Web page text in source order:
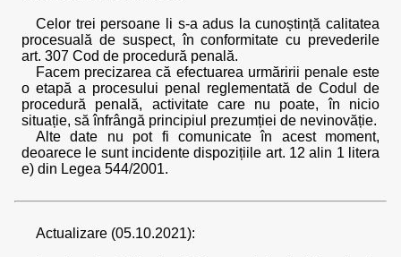
Celor trei persoane li s-a adus la cunoștință calitatea
procesuală de suspect, în conformitate cu prevederile
art. 307 Cod de procedură penală.
Facem precizarea că efectuarea urmăririi penale este
o etapă a procesului penal reglementată de Codul de
procedură penală, activitate care nu poate, în nicio
situație, să înfrângă principiul prezumției de nevinovăție.
Alte date nu pot fi comunicate în acest moment,
deoarece le sunt incidente dispozițiile art. 12 alin 1 litera
e) din Legea 544/2001.
Actualizare (05.10.2021):